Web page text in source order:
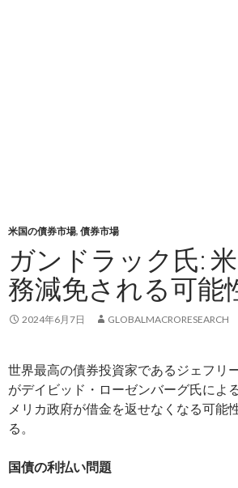
米国の債券市場, 債券市場
ガンドラック氏:
務減免される可能
2024年6月7日 GLOBALMACRORESEARCH
世界最高の債券投資家であるジェフリ
がデイビッド・ローゼンバーグ氏によ
メリカ政府が借金を返せなくなる可能
る。
国債の利払い問題